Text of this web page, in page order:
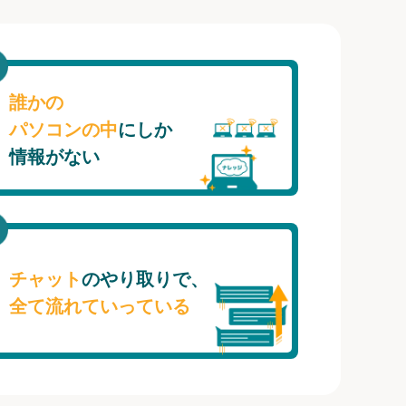
誰かの
パソコンの中にしか
情報がない
チャットのやり取りで、
全て流れていっている